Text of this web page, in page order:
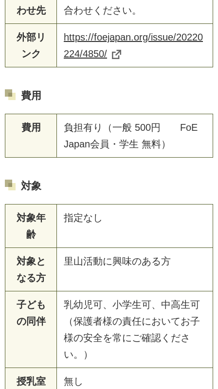
わせ先
合わせください。
外部リ
ンク
https://foejapan.org/issue/20220
224/4850/
費用
費用
負担有り（一般 500円 FoE
Japan会員・学生 無料）
対象
対象年
齢
指定なし
対象と
なる方
里山活動に興味のある方
子ども
の同伴
乳幼児可、小学生可、中高生可
（保護者様の責任においてお子
様の安全を常にご確認くださ
い。）
授乳室
無し